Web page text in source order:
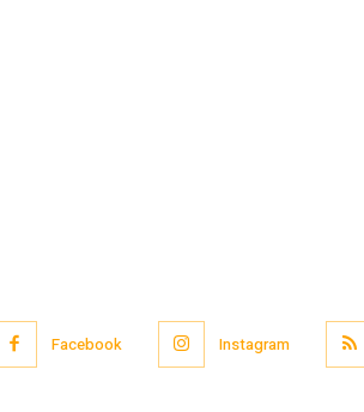
Facebook Instagram